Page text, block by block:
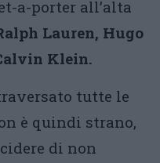
a-porter all’alta
Lauren, Hugo
Klein.
tutte le
è quindi strano,
di non